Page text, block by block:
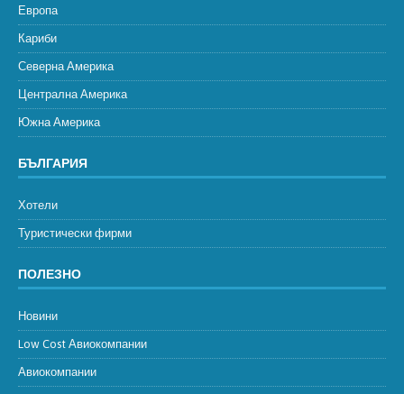
Европа
Кариби
Северна Америка
Централна Америка
Южна Америка
БЪЛГАРИЯ
Хотели
Туристически фирми
ПОЛЕЗНО
Новини
Low Cost Авиокомпании
Авиокомпании